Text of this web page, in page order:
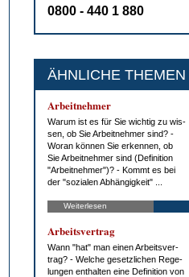
0800 - 440 1 880
ÄHNLICHE THEMEN
Ar­beit­neh­mer
War­um ist es für Sie wich­tig zu wis­
sen, ob Sie Ar­beit­neh­mer sind? -
Wor­an kön­nen Sie er­ken­nen, ob
Sie Ar­beit­neh­mer sind (De­fi­ni­ti­on
"Ar­beit­neh­mer")? - Kommt es bei
der "so­zia­len Ab­hän­gig­keit" ...
Weiterlesen
Ar­beits­ver­trag
Wann "hat" man ei­nen Ar­beits­ver­
trag? - Wel­che ge­setz­li­chen Re­ge­
lun­gen ent­hal­ten ei­ne De­fi­ni­ti­on von